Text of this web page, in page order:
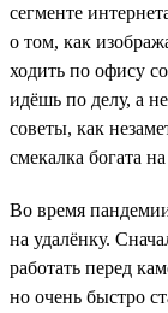
сегменте
о том, как
ходить по офису
идёшь по делу, а
советы, как
смекалка богата
Во время
на удалёнку.
работать перед
но очень быстро